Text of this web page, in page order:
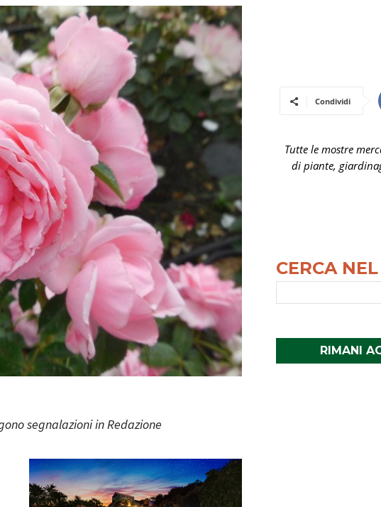
segnalazioni in Redazione
Condividi
Tutte le mostre
di piante,
CERCA
RIMANI